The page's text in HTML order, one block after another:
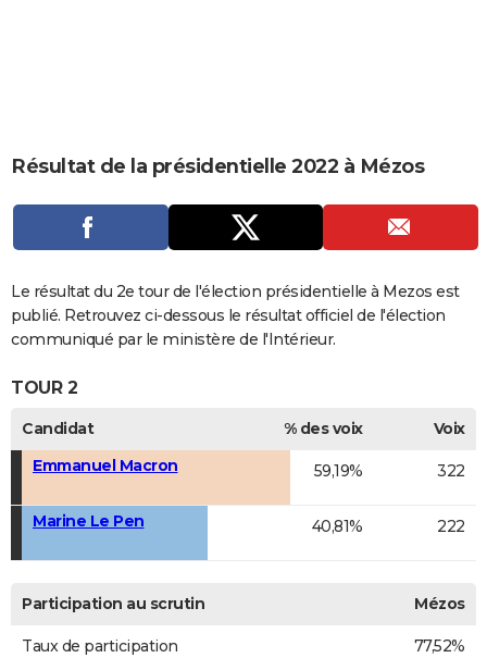
CARTE DE VOEUX
DICTIONNAIRE
Dictionnaire
Biographies
Expressions
Proverbes
PROGRAMME TV
COPAINS D'AVANT
Se connecter
Collèges
Universités
Entreprises
Service militaire
Avis de recherche
AVIS DE DÉCÈS
FORUM
Bricolage
Culture
Television
Voyage
Résultat de la présidentielle 2022 à Mézos
Le résultat du 2e tour de l'élection présidentielle à Mezos est
publié. Retrouvez ci-dessous le résultat officiel de l'élection
communiqué par le ministère de l'Intérieur.
TOUR 2
Candidat % des voix
Voix
Emmanuel Macron
59,19% 322
Marine Le Pen 40,81% 222
Participation au scrutin Mézos
Taux de participation 77,52%